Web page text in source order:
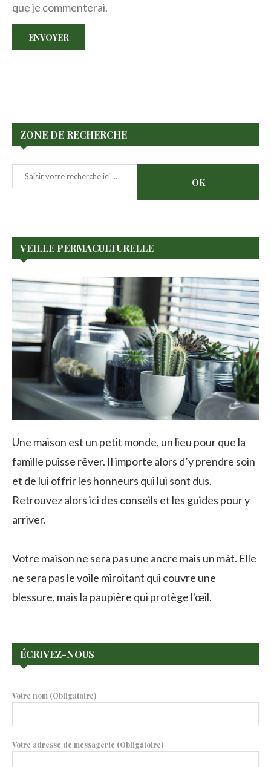
que je commenterai.
ZONE DE RECHERCHE
OK
VEILLE PERMACULTURELLE
Une maison est un petit monde, un lieu pour que la
famille puisse rêver. Il importe alors d’y prendre soin
et de lui offrir les honneurs qui lui sont dus.
Retrouvez alors ici des conseils et les guides pour y
arriver.
Votre maison ne sera pas une ancre mais un mât. Elle
ne sera pas le voile miroitant qui couvre une
blessure, mais la paupière qui protège l'œil.
ÉCRIVEZ-NOUS
Votre nom (Obligatoire)
Votre adresse de messagerie (Obligatoire)